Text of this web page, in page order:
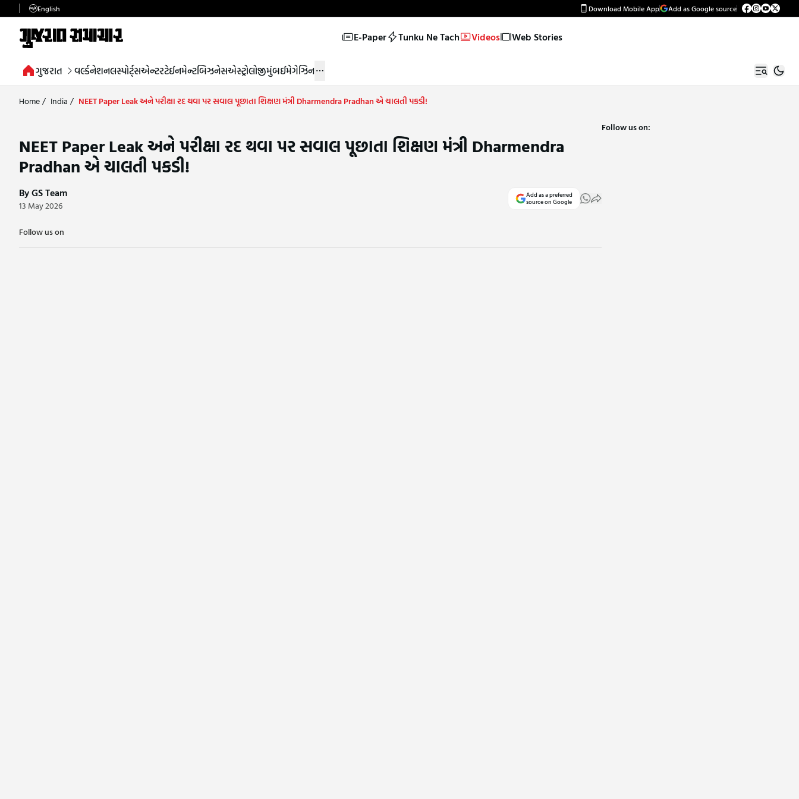
English Download Mobile App Add as Google source
E-Paper Tunku Ne Tach Videos Web Stories
ગુજરાત વર્લ્ડનેશનલસ્પોર્ટ્સએન્ટરટેઈનમેન્ટબિઝનેસએસ્ટ્રોલોજીમુંબઈમેગેઝિન
Home/ India / NEET Paper Leak અને પરીક્ષા રદ થવા પર સવાલ પૂછાતા શિક્ષણ મંત્રી Dharmendra Pradhan એ ચાલતી પકડી!
NEET Paper Leak અને પરીક્ષા રદ થવા પર સવાલ પૂછાતા શિક્ષણ મંત્રી Dharmendra
Pradhan એ ચાલતી પકડી!
By GS Team
13 May 2026
Add as a preferred
source on Google
Follow us on
Follow us on: